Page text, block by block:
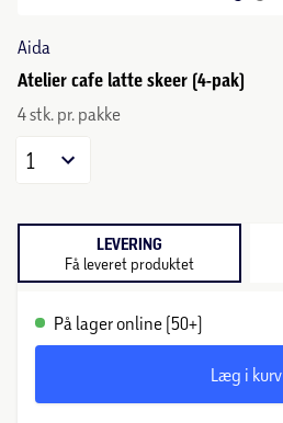
Aida
Atelier cafe latte skeer (4-pak)
4 stk. pr. pakke
1
LEVERING
Få leveret produktet
På lager online (50+)
Læg i kurv